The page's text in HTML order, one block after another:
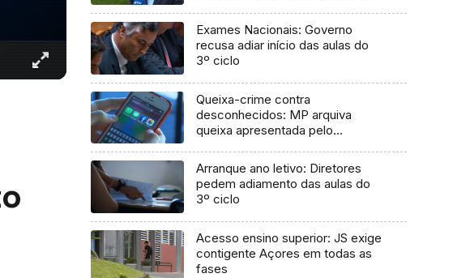
Exames Nacionais: Governo
recusa adiar início das aulas do
3º ciclo
Queixa-crime contra
desconhecidos: MP arquiva
queixa apresentada pelo
Arranque ano letivo: Diretores
pedem adiamento das aulas do
3º ciclo
Acesso ensino superior: JS exige
contigente Açores em todas as
fases